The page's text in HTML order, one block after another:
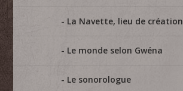
La Navette, lieu de création
Le monde selon Gwéna
Le sonorologue